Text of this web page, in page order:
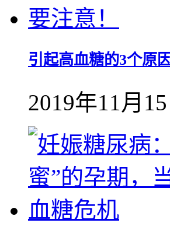
引起高血糖的3个原
2019年11月15